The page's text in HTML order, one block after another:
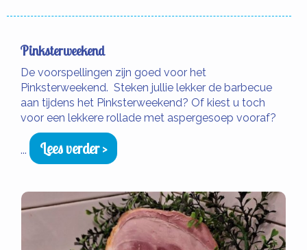
Pinksterweekend
De voorspellingen zijn goed voor het
Pinksterweekend. Steken jullie lekker de barbecue
aan tijdens het Pinksterweekend? Of kiest u toch
voor een lekkere rollade met aspergesoep vooraf?
... Lees verder >